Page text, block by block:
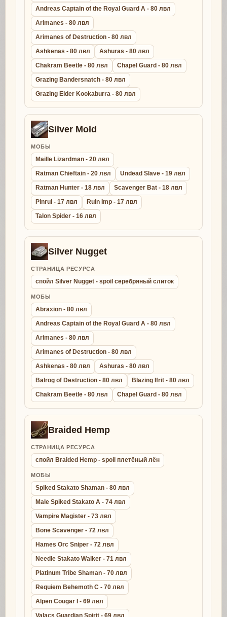
Andreas Captain of the Royal Guard A - 80 лвл
Arimanes - 80 лвл
Arimanes of Destruction - 80 лвл
Ashkenas - 80 лвл
Ashuras - 80 лвл
Chakram Beetle - 80 лвл
Chapel Guard - 80 лвл
Grazing Bandersnatch - 80 лвл
Grazing Elder Kookaburra - 80 лвл
Silver Mold
МОБЫ
Maille Lizardman - 20 лвл
Ratman Chieftain - 20 лвл
Undead Slave - 19 лвл
Ratman Hunter - 18 лвл
Scavenger Bat - 18 лвл
Pinrul - 17 лвл
Ruin Imp - 17 лвл
Talon Spider - 16 лвл
Silver Nugget
СТРАНИЦА РЕСУРСА
спойл Silver Nugget - spoil серебряный слиток
МОБЫ
Abraxion - 80 лвл
Andreas Captain of the Royal Guard A - 80 лвл
Arimanes - 80 лвл
Arimanes of Destruction - 80 лвл
Ashkenas - 80 лвл
Ashuras - 80 лвл
Balrog of Destruction - 80 лвл
Blazing Ifrit - 80 лвл
Chakram Beetle - 80 лвл
Chapel Guard - 80 лвл
Braided Hemp
СТРАНИЦА РЕСУРСА
спойл Braided Hemp - spoil плетёный лён
МОБЫ
Spiked Stakato Shaman - 80 лвл
Male Spiked Stakato A - 74 лвл
Vampire Magister - 73 лвл
Bone Scavenger - 72 лвл
Hames Orc Sniper - 72 лвл
Needle Stakato Walker - 71 лвл
Platinum Tribe Shaman - 70 лвл
Requiem Behemoth C - 70 лвл
Alpen Cougar I - 69 лвл
Valacs Guardian Spirit - 69 лвл